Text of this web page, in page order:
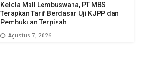
Kelola Mall Lembuswana, PT MBS
Terapkan Tarif Berdasar Uji KJPP dan
Pembukuan Terpisah
Agustus 7, 2026